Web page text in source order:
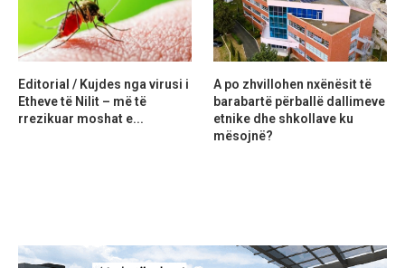
Editorial / Kujdes nga virusi i
Etheve të Nilit – më të
rrezikuar moshat e...
A po zhvillohen nxënësit të
barabartë përballë dallimeve
etnike dhe shkollave ku
mësojnë?